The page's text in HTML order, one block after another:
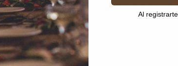
claro y elegante en la carta, donde
Al